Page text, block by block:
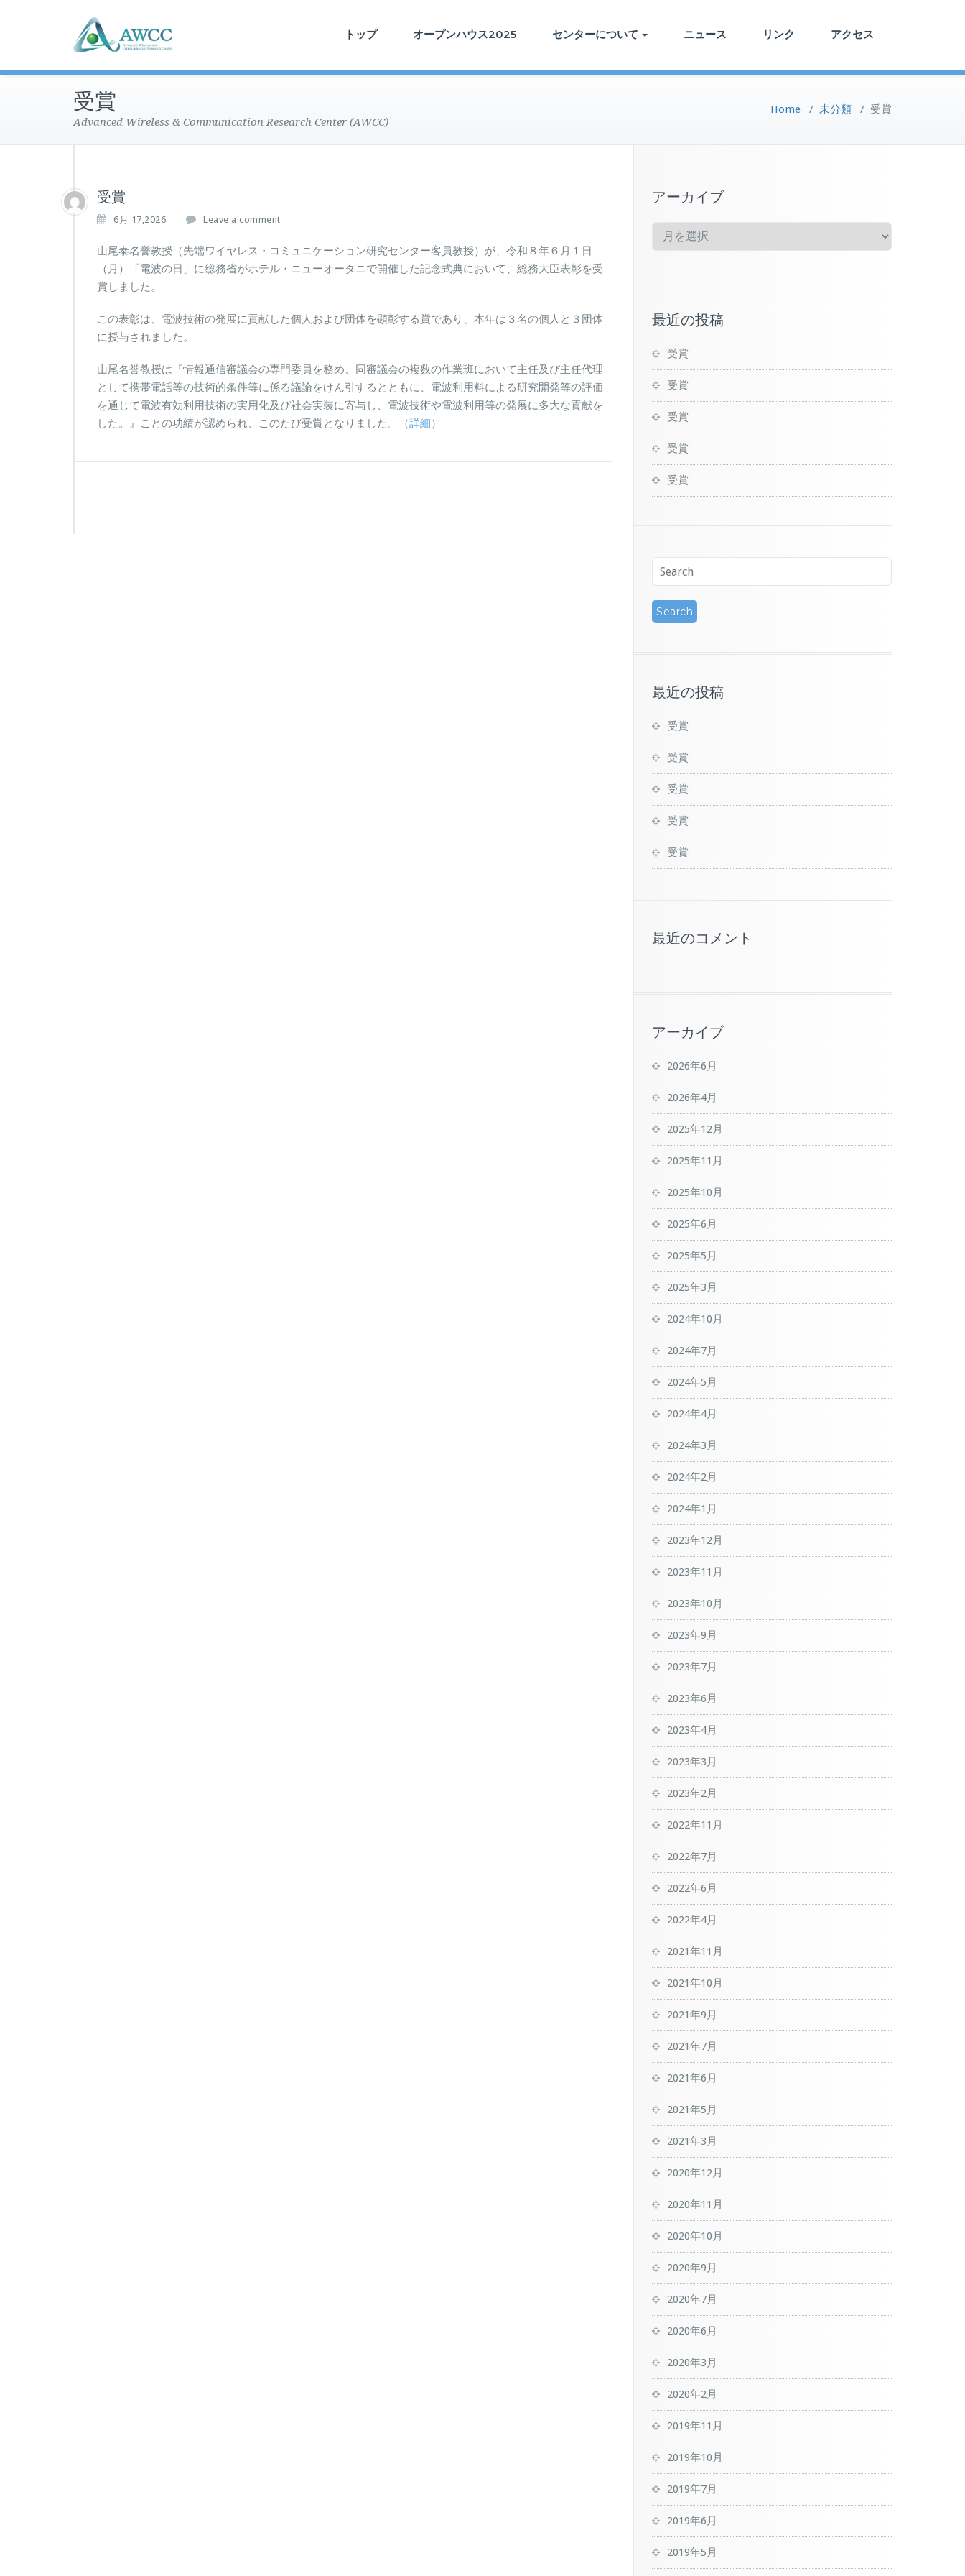
トップ オープンハウス2025 センターについて ニュース リンク アクセス
受賞
Advanced Wireless & Communication Research Center (AWCC)
Home / 未分類 / 受賞
受賞
6月 17,2026 Leave a comment
山尾泰名誉教授（先端ワイヤレス・コミュニケーション研究センター客員教授）が、令和８年６月１日
（月）「電波の日」に総務省がホテル・ニューオータニで開催した記念式典において、総務大臣表彰を受
賞しました。
この表彰は、電波技術の発展に貢献した個人および団体を顕彰する賞であり、本年は３名の個人と３団体
に授与されました。
山尾名誉教授は『情報通信審議会の専門委員を務め、同審議会の複数の作業班において主任及び主任代理
として携帯電話等の技術的条件等に係る議論をけん引するとともに、電波利用料による研究開発等の評価
を通じて電波有効利用技術の実用化及び社会実装に寄与し、電波技術や電波利用等の発展に多大な貢献を
した。』ことの功績が認められ、このたび受賞となりました。（詳細）
アーカイブ
ー
最近の投稿
受賞
受賞
受賞
受賞
受賞
最近の投稿
受賞
受賞
受賞
受賞
受賞
最近のコメント
アーカイブ
2026年6月
2026年4月
2025年12月
2025年11月
2025年10月
2025年6月
2025年5月
2025年3月
2024年10月
2024年7月
2024年5月
2024年4月
2024年3月
2024年2月
2024年1月
2023年12月
2023年11月
2023年10月
2023年9月
2023年7月
2023年6月
2023年4月
2023年3月
2023年2月
2022年11月
2022年7月
2022年6月
2022年4月
2021年11月
2021年10月
2021年9月
2021年7月
2021年6月
2021年5月
2021年3月
2020年12月
2020年11月
2020年10月
2020年9月
2020年7月
2020年6月
2020年3月
2020年2月
2019年11月
2019年10月
2019年7月
2019年6月
2019年5月